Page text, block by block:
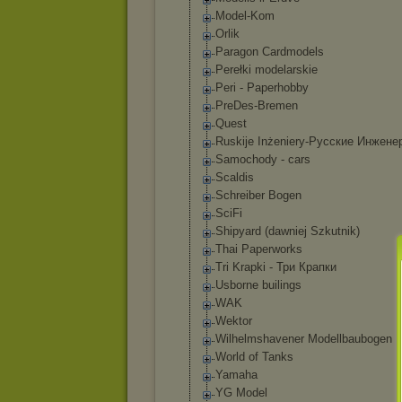
Model-Kom
Orlik
Paragon Cardmodels
Perełki modelarskie
Peri - Paperhobby
PreDes-Bremen
Quest
Ruskije Inżeniery-Русские
Samochody - cars
Scaldis
Schreiber Bogen
SciFi
Shipyard (dawniej Szkutnik)
Thai Paperworks
Tri Krapki - Три Крапки
Usborne builings
WAK
Wektor
Wilhelmshavener Modellbaubogen
World of Tanks
Yamaha
YG Model